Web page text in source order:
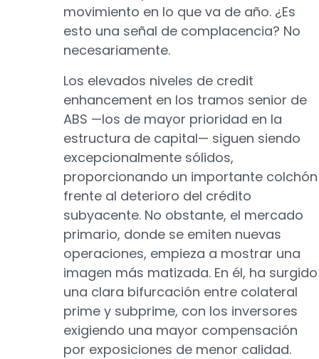
movimiento en lo que va de año. ¿Es
esto una señal de complacencia? No
necesariamente.
Los elevados niveles de credit
enhancement en los tramos senior de
ABS —los de mayor prioridad en la
estructura de capital— siguen siendo
excepcionalmente sólidos,
proporcionando un importante colchón
frente al deterioro del crédito
subyacente. No obstante, el mercado
primario, donde se emiten nuevas
operaciones, empieza a mostrar una
imagen más matizada. En él, ha surgido
una clara bifurcación entre colateral
prime y subprime, con los inversores
exigiendo una mayor compensación
por exposiciones de menor calidad.